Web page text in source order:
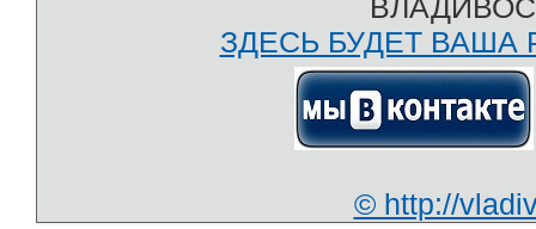
ЗДЕСЬ БУДЕТ ВАША
© http://